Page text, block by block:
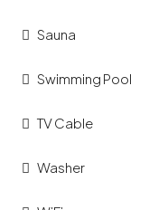
Sauna
Swimming Pool
TV Cable
Washer